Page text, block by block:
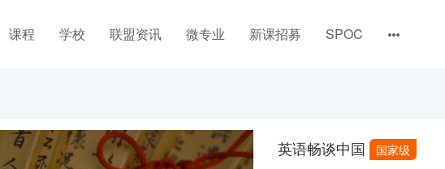
课程 学校 联盟资讯 微专业 新课招募 SPOC
英语畅谈中国 国家级